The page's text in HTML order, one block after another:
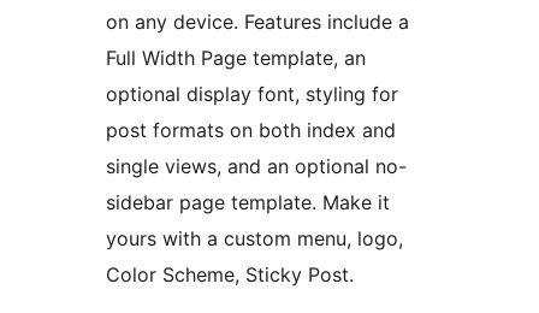
on any device. Features include a
Full Width Page template, an
optional display font, styling for
post formats on both index and
single views, and an optional no-
sidebar page template. Make it
yours with a custom menu, logo,
Color Scheme, Sticky Post.